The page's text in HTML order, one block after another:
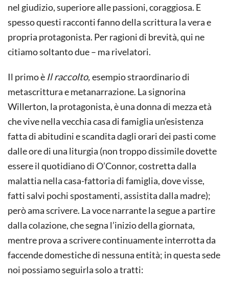
nel giudizio, superiore alle passioni, coraggiosa. E
spesso questi racconti fanno della scrittura la vera e
propria protagonista. Per ragioni di brevità, qui ne
citiamo soltanto due – ma rivelatori.
Il primo è Il raccolto,esempio straordinario di
metascrittura e metanarrazione. La signorina
Willerton, la protagonista, è una donna di mezza età
che vive nella vecchia casa di famiglia un’esistenza
fatta di abitudini e scandita dagli orari dei pasti come
dalle ore di una liturgia (non troppo dissimile dovette
essere il quotidiano di O’Connor, costretta dalla
malattia nella casa-fattoria di famiglia, dove visse,
fatti salvi pochi spostamenti, assistita dalla madre);
però ama scrivere. La voce narrante la segue a partire
dalla colazione, che segna l’inizio della giornata,
mentre prova a scrivere continuamente interrotta da
faccende domestiche di nessuna entità; in questa sede
noi possiamo seguirla solo a tratti: